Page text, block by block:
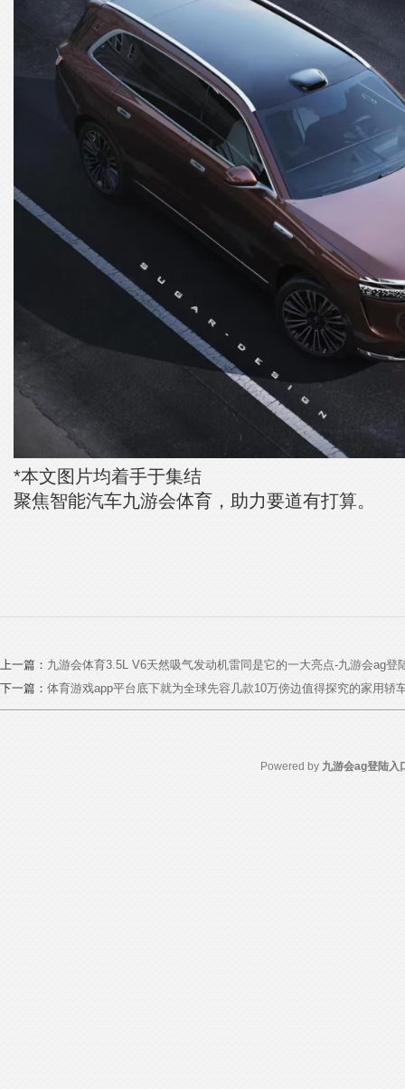
*本文图片均着手于集结
聚焦智能汽车九游会体育，助力要道有打算。
上一篇： 九游会体育3.5L V6天然吸气发动机雷同是它的一大亮点-九游会ag登
下一篇： 体育游戏app平台底下就为全球先容几款10万傍边值得探究的家用轿
Powered by 九游会ag登陆入